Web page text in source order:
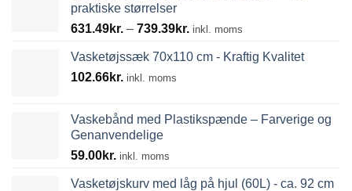
praktiske størrelser
631.49kr. – 739.39kr. Prisinterval:
til
inkl. moms
Vasketøjssæk 70x110 cm - Kraftig Kvalitet
102.66kr. inkl. moms
Vaskebånd med Plastikspænde – Farverige og
Genanvendelige
59.00kr. inkl. moms
Vasketøjskurv med låg på hjul (60L) - ca. 92 cm